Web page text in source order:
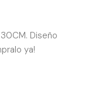
30CM. Diseño
ya!